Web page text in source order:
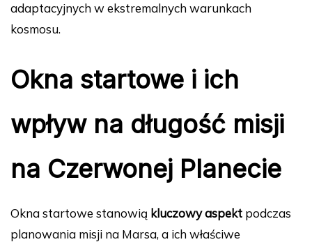
adaptacyjnych w ekstremalnych warunkach
kosmosu.
Okna startowe i ich
wpływ na długość misji
na Czerwonej Planecie
Okna startowe stanowią kluczowy aspekt podczas
planowania misji na Marsa, a ich właściwe